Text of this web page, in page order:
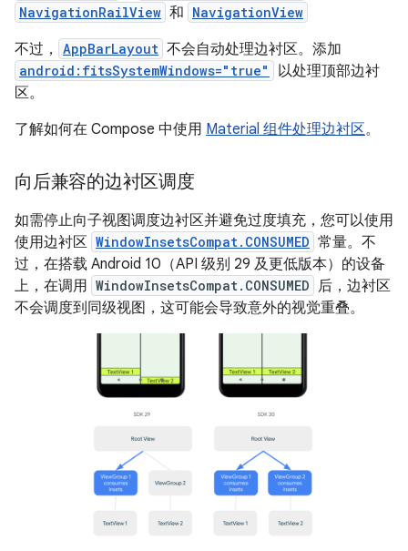
NavigationRailView 和 NavigationView
不过， AppBarLayout 不会自动处理边衬区。添加
android:fitsSystemWindows="true"
以处理顶部边衬
区。
了解如何在 Compose 中使用 Material 组件处理边衬区。
向后兼容的边衬区调度
如需停止向子视图调度边衬区并避免过度填充，您可以使用
使用边衬区 WindowInsetsCompat.CONSUMED 常量。不
过，在搭载 Android 10（API 级别 29 及更低版本）的设备
上，在调用 WindowInsetsCompat.CONSUMED 后，边衬区
不会调度到同级视图，这可能会导致意外的视觉重叠。